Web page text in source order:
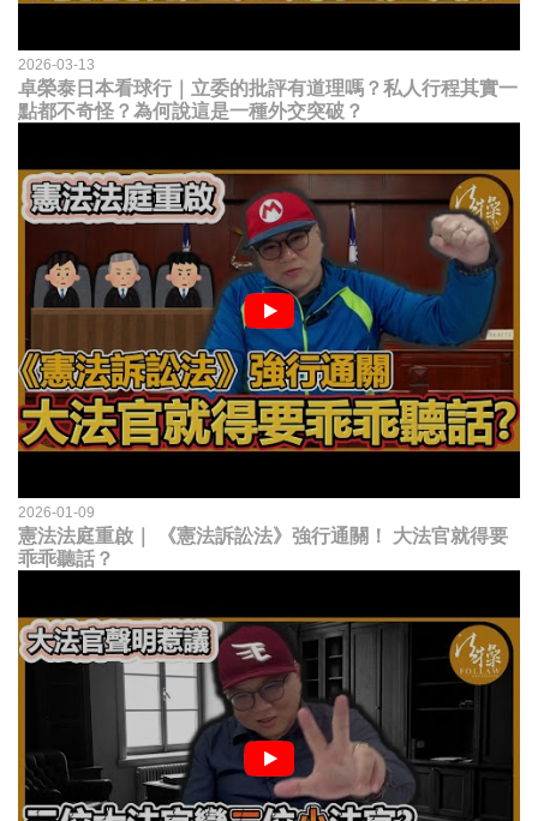
2026-03-13
卓榮泰日本看球行｜立委的批評有道理嗎？私人行程其實一
點都不奇怪？為何說這是一種外交突破？
2026-01-09
憲法法庭重啟｜ 《憲法訴訟法》強行通關！ 大法官就得要
乖乖聽話？